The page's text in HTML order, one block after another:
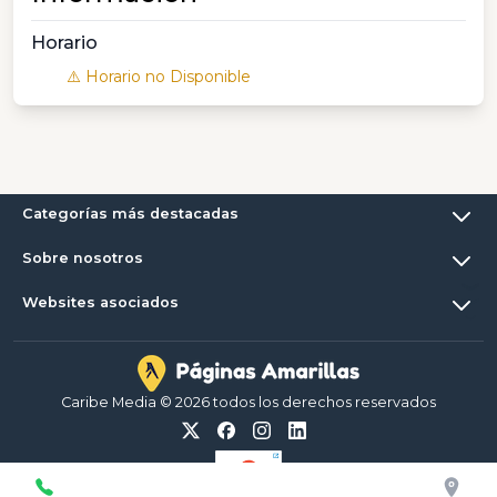
Horario
⚠️ Horario no Disponible
Categorías más destacadas
Sobre nosotros
Websites asociados
Caribe Media © 2026 todos los derechos reservados